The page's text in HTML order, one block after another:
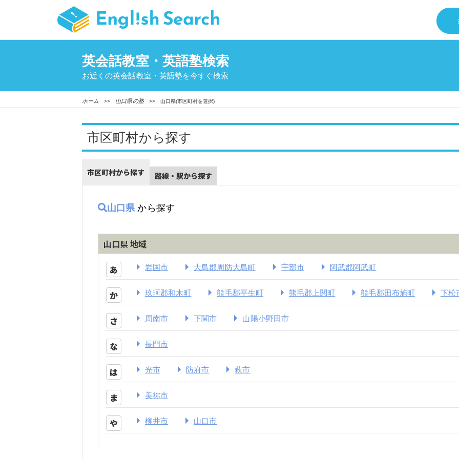
英会話教室・英語塾検索
お近くの英会話教室・英語塾を今すぐ検索
ホーム >> 山口県の塾>> 山口県(市区町村を選択)
市区町村から探す
市区町村から探す 路線・駅から探す
山口県から探す
山口県 地域
あ 岩国市 大島郡周防大島町 宇部市 阿武郡阿武町
か 玖珂郡和木町 熊毛郡平生町 熊毛郡上関町 熊毛郡田布施町 下松
さ 周南市 下関市 山陽小野田市
な 長門市
は 光市 防府市 萩市
ま 美祢市
や 柳井市 山口市